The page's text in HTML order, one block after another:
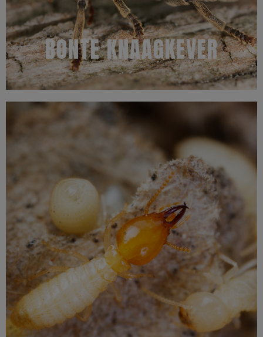
BONTE KNAAGKEVER
Kenmerken
De bonte knaagkever hoort onder de houtaantasters. En deze
houtaantaster heeft een eigen specifieke bestrijding nodig. In
Er zijn in de wereld 2300 termietensoorten bekend, waarvan er 183
soorten gebouwen kunnen beschadigen en 83 soorten zelfs
ernstige schade aan gebouwen kunnen aanrichten. In andere
landen worden termieten als een ernstige plaag gezien, omdat ze
ook afgewerkt hout kunnen beschadigen. Dit kan variëren van
gebouwen en meubels tot hekwerken en palen. Daarnaast komen
termieten ook voor in andere materialen zoals boeken, papier,
kleding, leer, schoenen, planten en levende bomen.